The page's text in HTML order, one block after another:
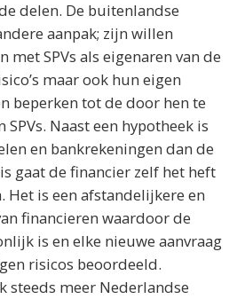
delen. De buitenlandse
aanpak; zijn willen
met SPVs als eigenaren van de
maar ook hun eigen
beperken tot de door hen te
Naast een hypotheek is
en bankrekeningen dan de
gaat de financier zelf het heft
Het is een afstandelijkere en
financieren waardoor de
is en elke nieuwe aanvraag
risicos beoordeeld.
steeds meer Nederlandse